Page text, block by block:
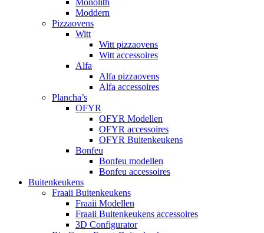
Monolith
Moddern
Pizzaovens
Witt
Witt pizzaovens
Witt accessoires
Alfa
Alfa pizzaovens
Alfa accessoires
Plancha’s
OFYR
OFYR Modellen
OFYR accessoires
OFYR Buitenkeukens
Bonfeu
Bonfeu modellen
Bonfeu accessoires
Buitenkeukens
Fraaii Buitenkeukens
Fraaii Modellen
Fraaii Buitenkeukens accessoires
3D Configurator